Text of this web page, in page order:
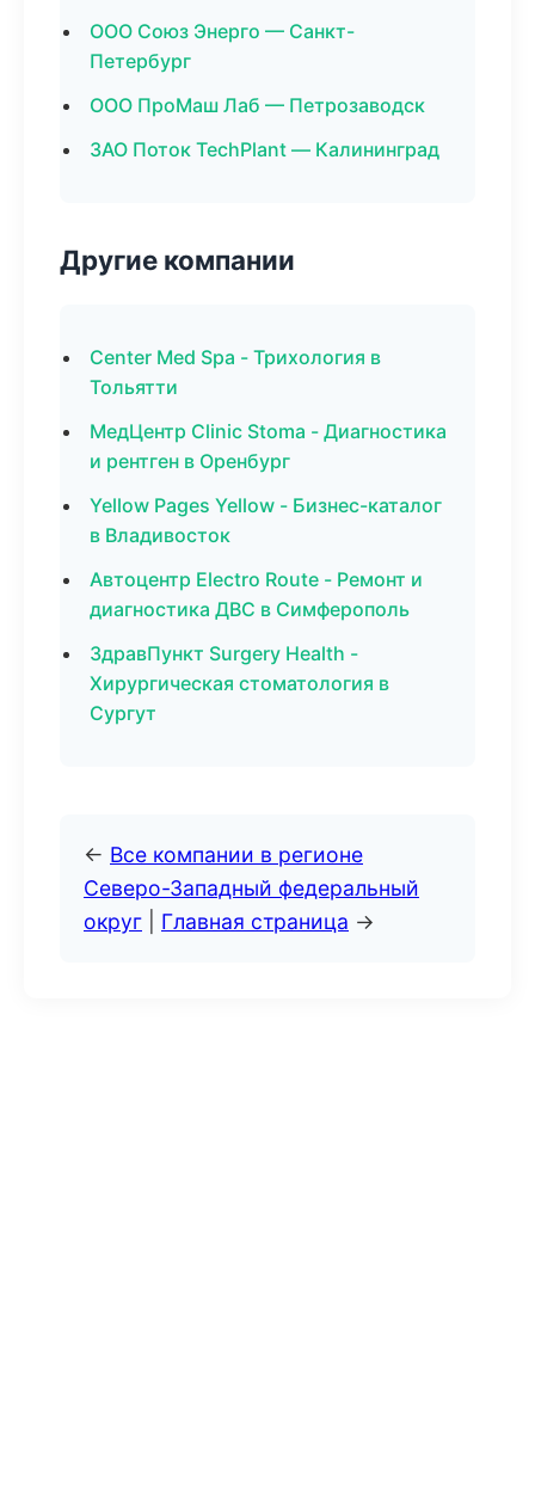
ООО Союз Энерго — Санкт-
Петербург
ООО ПроМаш Лаб — Петрозаводск
ЗАО Поток TechPlant — Калининград
Другие компании
Center Med Spa - Трихология в
Тольятти
МедЦентр Clinic Stoma - Диагностика
и рентген в Оренбург
Yellow Pages Yellow - Бизнес-каталог
в Владивосток
Автоцентр Electro Route - Ремонт и
диагностика ДВС в Симферополь
ЗдравПункт Surgery Health -
Хирургическая стоматология в
Сургут
← Все компании в регионе
Северо-Западный федеральный
округ
Главная страница →